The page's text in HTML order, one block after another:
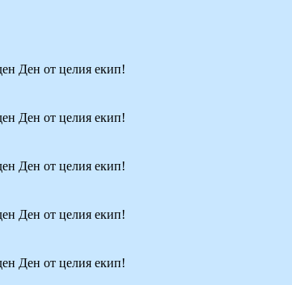
Ден от целия екип!
Ден от целия екип!
Ден от целия екип!
Ден от целия екип!
Ден от целия екип!